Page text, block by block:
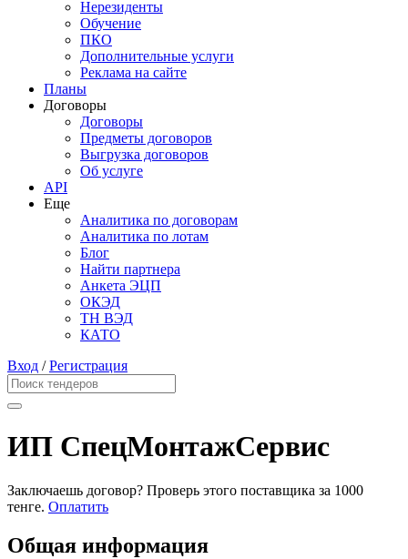
Нерезиденты
Обучение
ПКО
Дополнительные услуги
Реклама на сайте
Планы
Договоры
Договоры
Предметы договоров
Выгрузка договоров
Об услуге
API
Еще
Аналитика по договорам
Аналитика по лотам
Блог
Найти партнера
Анкета ЭЦП
ОКЭД
ТН ВЭД
КАТО
Вход /Регистрация
ИП СпецМонтажСервис
Заключаешь договор? Проверь этого поставщика за 1000
тенге. Оплатить
Общая информация